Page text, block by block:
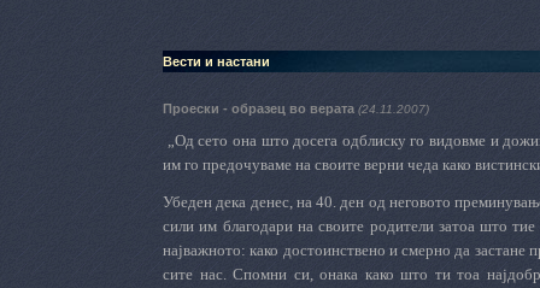
Вести и настани
Проески - образец во верата (24.11.2007)
„Од сето она што досега одблиску го видовме и
им го предочуваме на своите верни чеда како
Убеден дека денес, на 40. ден од неговото
сили им благодари на своите родители затоа што
најважното: како достоинствено и смерно да
сите нас. Спомни си, онака како што ти тоа